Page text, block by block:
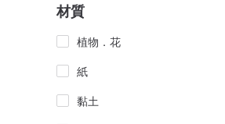
材質
植物．花
紙
黏土